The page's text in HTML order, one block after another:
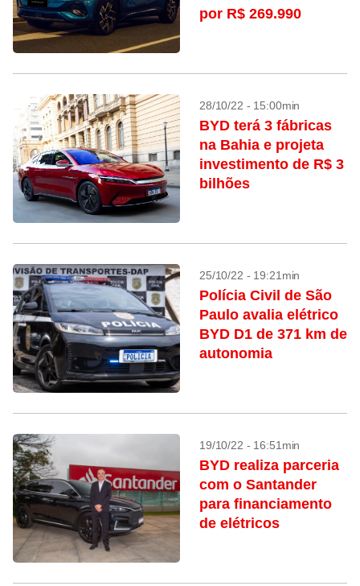
por R$ 269.990
28/10/22 - 15:00min
BYD terá 3 fábricas
na Bahia e projeta
investimento de R$ 3
bilhões
25/10/22 - 19:21min
Polícia Civil de São
Paulo avalia elétrico
BYD D1 de 371 km de
autonomia
19/10/22 - 16:51min
BYD realiza parceria
com o Santander
para financiamento
de elétricos